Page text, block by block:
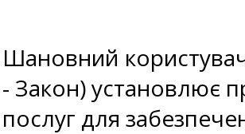
Шановний
- Закон) установлює
послуг для